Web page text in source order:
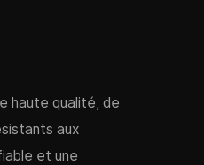
haute qualité, de
aux
et une